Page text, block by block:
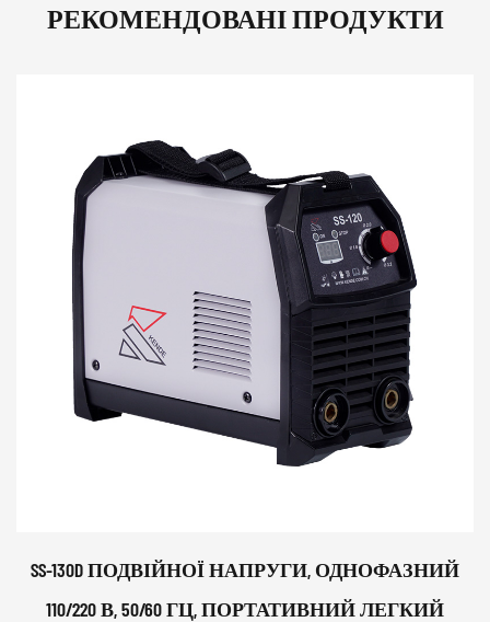
РЕКОМЕНДОВАНІ ПРОДУКТИ
SS-130D ПОДВІЙНОЇ НАПРУГИ, ОДНОФАЗНИЙ
110/220 В, 50/60 ГЦ, ПОРТАТИВНИЙ ЛЕГКИЙ